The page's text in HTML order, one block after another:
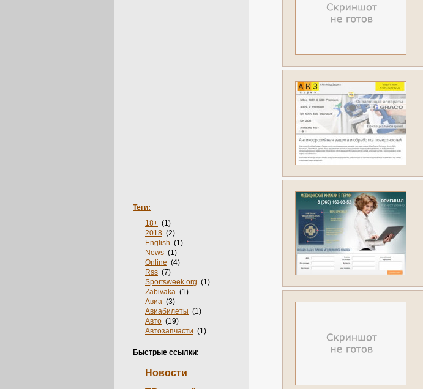
Теги:
18+ (1)
2018 (2)
English (1)
News (1)
Online (4)
Rss (7)
Sportsweek.org (1)
Zabivaka (1)
Авиа (3)
Авиабилеты (1)
Авто (19)
Автозапчасти (1)
Агентства(1)
Аксессуары(2)
Акции(3)
Быстрые ссылки:
Новости